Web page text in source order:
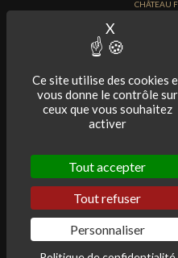
Ce site utilise des cookies
vous donne le contrôle sur
ceux que vous souhaitez
activer
Tout accepter
Tout refuser
Personnaliser
X Masquer
CHÂTEAU
© 2018 ROLLAN DE BY |